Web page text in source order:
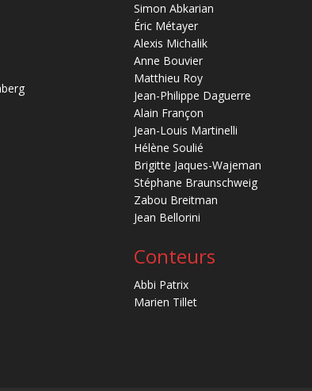
Simon Abkarian
Éric Métayer
Alexis Michalik
Anne Bouvier
Matthieu Roy
Jean-Philippe Daguerre
Alain Françon
Jean-Louis Martinelli
Hélène Soulié
Brigitte Jaques-Wajeman
Stéphane Braunschweig
Zabou Breitman
Jean Bellorini
Conteurs
Abbi Patrix
Marien Tillet